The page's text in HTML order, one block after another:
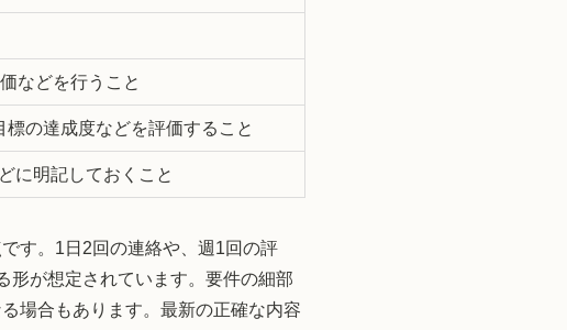
などを行うこと
の達成度などを評価すること
に明記しておくこと
す。1日2回の連絡や、週1回の評
形が想定されています。要件の細部
場合もあります。最新の正確な内容